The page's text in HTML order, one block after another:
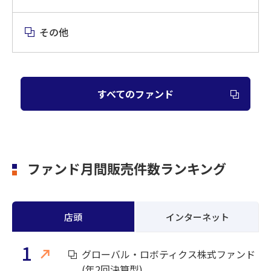
その他
すべてのファンド
ファンド月間販売件数ランキング
店頭 インターネット
1
グローバル・ロボティクス株式ファンド